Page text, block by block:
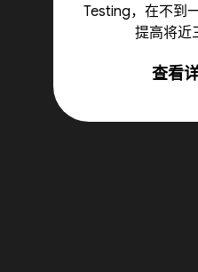
Testing，在不到
提高将近
查看